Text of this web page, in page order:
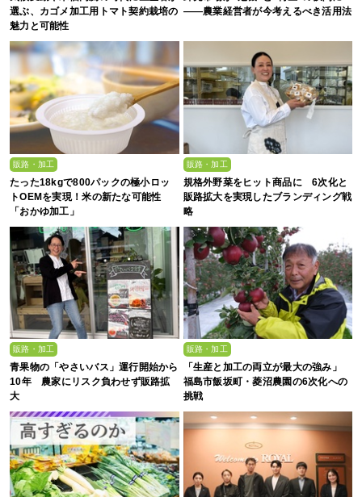
選ぶ、カゴメ加工用トマト契約栽培の
魅力と可能性
――農業経営者が今考えるべき活用法
販路・加工
たった18kgで800パックの極小ロッ
トOEMを実現！米の新たな可能性
「おかゆ加工」
販路・加工
規格外野菜をヒット商品に 6次化と
販路拡大を実現したブランディング戦
略
販路・加工
青果物の「やさいバス」運行開始から
10年 農家にリスク負わせず販路拡
大
販路・加工
「生産と加工の両立が最大の強み」
福島市飯坂町・菱沼農園の6次化への
挑戦